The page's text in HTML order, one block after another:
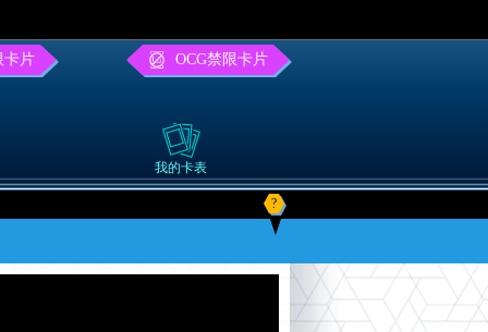
卡片 OCG禁限卡片
我的卡表
?